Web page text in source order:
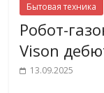
Бытовая техника
Робот-
Vison
13.09.2025